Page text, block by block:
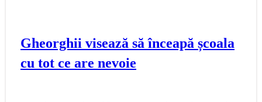
Gheorghii visează să înceapă școala
cu tot ce are nevoie